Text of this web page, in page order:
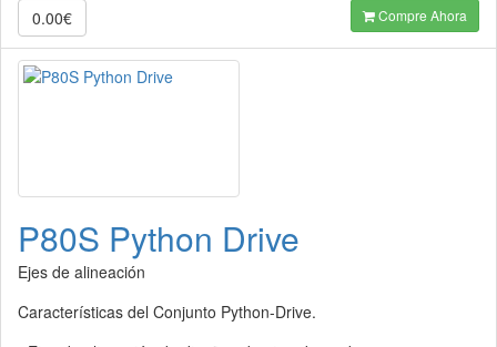
0.00€
Compre Ahora
P80S Python Drive
Ejes de alineación
Características del Conjunto Python-Drive.